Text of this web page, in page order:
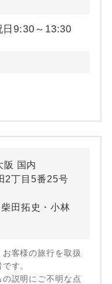
日9:30～13:30
阪 国内
2丁目5番25号
田拓史・小林
客様の旅行を取扱
す。
説明にご不明な点